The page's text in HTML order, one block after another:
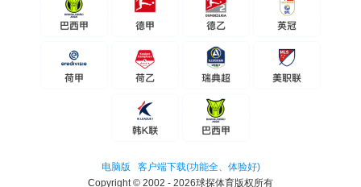
电脑版
客户端下载(功能全、体验好)
Copyright © 2002 - 2026球探体育版权所有